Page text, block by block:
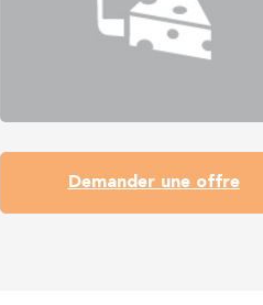
Demander une offre